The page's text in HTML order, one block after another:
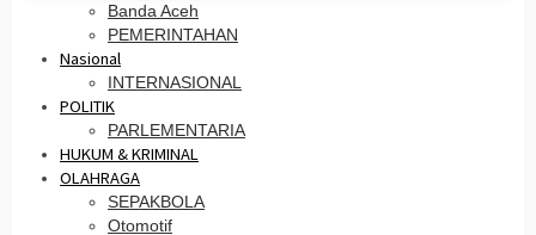
Banda Aceh
PEMERINTAHAN
Nasional
INTERNASIONAL
POLITIK
PARLEMENTARIA
HUKUM & KRIMINAL
OLAHRAGA
SEPAKBOLA
Otomotif